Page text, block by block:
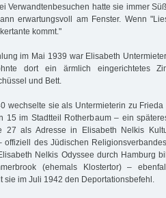
Verwandtenbesuchen hatte sie immer
erwartungsvoll am Fenster. Wenn
kommt."
im Mai 1939 war Elisabeth
dort ein ärmlich eingerichtetes
und Bett.
wechselte sie als Untermieterin zu
15 im Stadtteil Rotherbaum – ein
27 als Adresse in Elisabeth Nelkis
offiziell des Jüdischen
Nelkis Odyssee durch Hamburg
(ehemals Klostertor) –
sie im Juli 1942 den Deportationsbefehl.